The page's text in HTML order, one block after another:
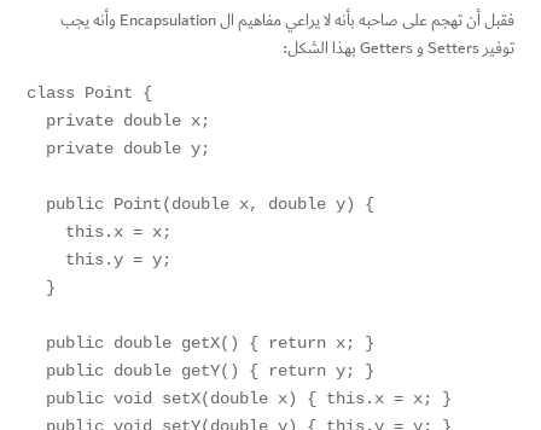
فقبل أن تهجم على صاحبه بأنه لا يراعي مفاهيم ال Encapsulation وأنه يجب
توفير Setters و Getters بهذا الشكل:
class Point {